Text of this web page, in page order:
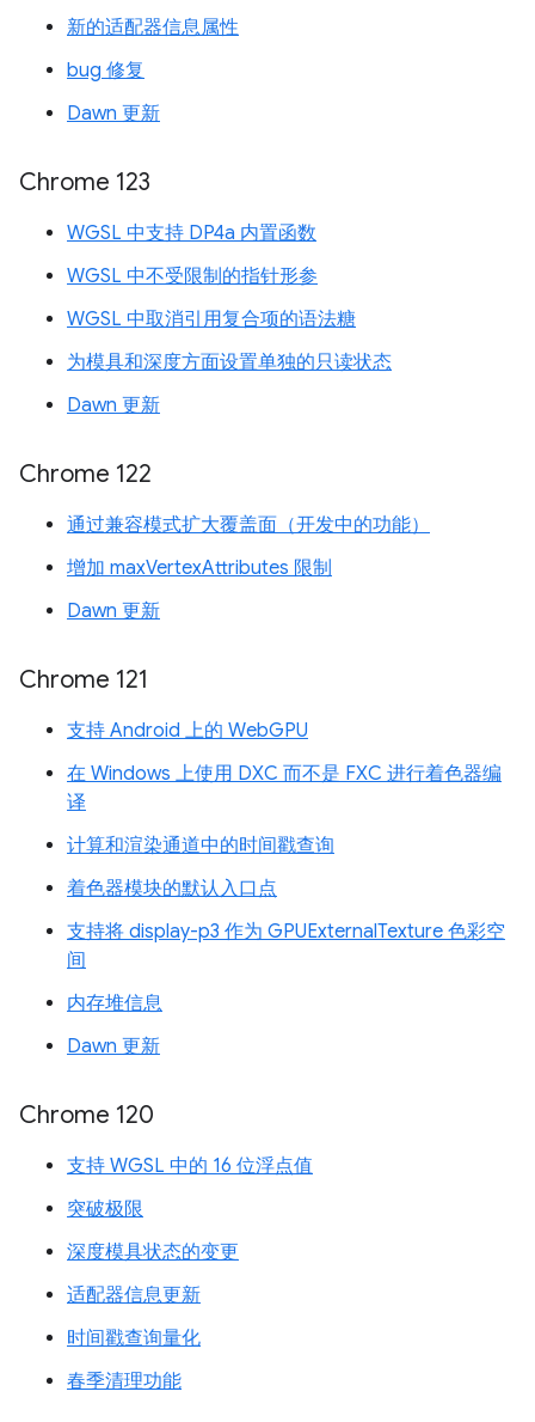
新的适配器信息属性
bug 修复
Dawn 更新
Chrome 123
WGSL 中支持 DP4a 内置函数
WGSL 中不受限制的指针形参
WGSL 中取消引用复合项的语法糖
为模具和深度方面设置单独的只读状态
Dawn 更新
Chrome 122
通过兼容模式扩大覆盖面（开发中的功能）
增加 maxVertexAttributes 限制
Dawn 更新
Chrome 121
支持 Android 上的 WebGPU
在 Windows 上使用 DXC 而不是 FXC 进行着色器编
译
计算和渲染通道中的时间戳查询
着色器模块的默认入口点
支持将 display-p3 作为 GPUExternalTexture 色彩空
间
内存堆信息
Dawn 更新
Chrome 120
支持 WGSL 中的 16 位浮点值
突破极限
深度模具状态的变更
适配器信息更新
时间戳查询量化
春季清理功能